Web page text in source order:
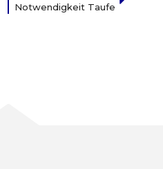
Notwendigkeit Taufe